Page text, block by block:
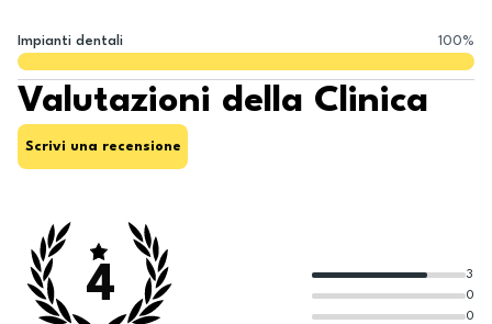
Impianti dentali 100%
Valutazioni della Clinica
Scrivi una recensione
4
0
0
3